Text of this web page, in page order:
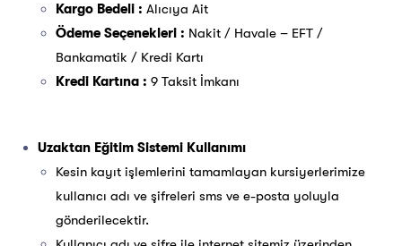
Kargo Bedeli : Alıcıya Ait
Ödeme Seçenekleri : Nakit / Havale – EFT /
Bankamatik / Kredi Kartı
Kredi Kartına : 9 Taksit İmkanı
Uzaktan Eğitim Sistemi Kullanımı
Kesin kayıt işlemlerini tamamlayan kursiyerlerimize
kullanıcı adı ve şifreleri sms ve e-posta yoluyla
gönderilecektir.